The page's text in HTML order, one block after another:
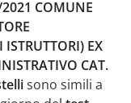
COMUNE
EX
CAT.
sono simili a